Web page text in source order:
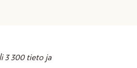
3 300 tieto ja